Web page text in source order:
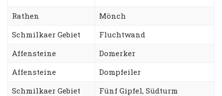
Rathen
Mönch
Schmilkaer Gebiet
Fluchtwand
Affensteine
Domerker
Affensteine
Dompfeiler
Schmilkaer Gebiet
Fünf Gipfel, Südturm